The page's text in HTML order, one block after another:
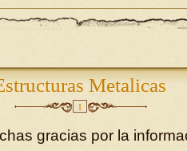
Metalicas
1
gracias por la